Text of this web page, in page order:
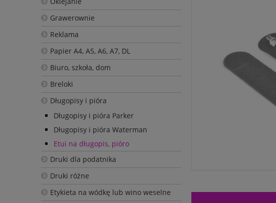
Grawerownie
Reklama
Papier A4, A5, A6, A7, DL
Biuro, szkoła, dom
Breloki
Długopisy i pióra
Długopisy i pióra Parker
Długopisy i pióra Waterman
Etui na długopis, pióro
Druki dla podatnika
Druki różne
Etykieta na wódkę lub wino weselne